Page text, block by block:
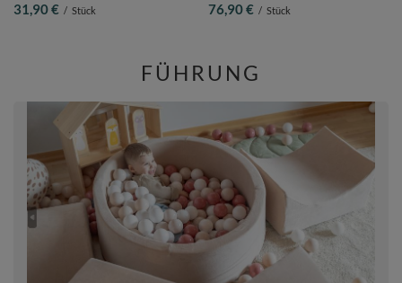
helltürkis/weiß/transparent, 200
31,90 € / Stück
pink:pastellbeige/weiß/perle, 90 x 30
76,90 € / Stück
FÜHRUNG